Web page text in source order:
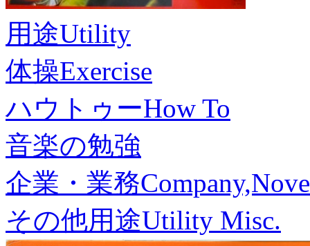
用途Utility
体操Exercise
ハウトゥーHow To
音楽の勉強
企業・業務
その他用途Utility Misc.